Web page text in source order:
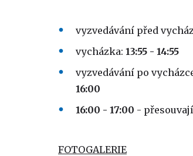
vyzvedávání před
vycházka: 13:55 - 14:55
vyzvedávání po
16:00
16:00 - 17:00 - přesouvají
FOTOGALERIE